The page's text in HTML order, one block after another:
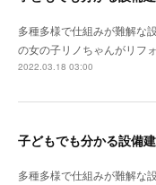
多種多様で仕組みが難解な
の女の子リノちゃんがリフ
2022.03.18 03:00
子どもでも分かる設備
多種多様で仕組みが難解な